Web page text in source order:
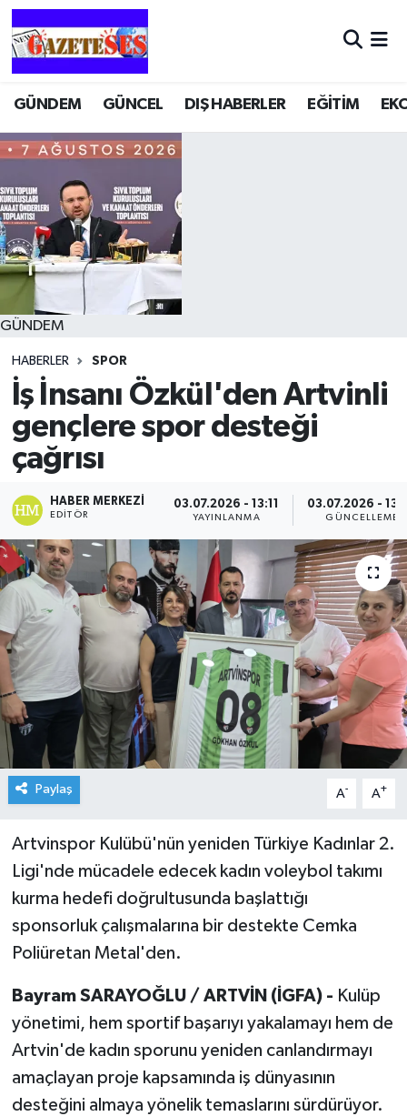
GÜNDEM GÜNCEL DIŞ HABERLER EĞİTİM
GÜNDEM
HABERLER SPOR
İş İnsanı Özkül'den Artvinli
gençlere spor desteği
çağrısı
HABER MERKEZI
EDITÖR
03.07.2026 - 13:11
YAYINLANMA
03.07.2026 -
GÜNCELLEME
Paylaş A- A+
Artvinspor Kulübü'nün yeniden Türkiye Kadınlar 2.
Ligi'nde mücadele edecek kadın voleybol takımı
kurma hedefi doğrultusunda başlattığı
sponsorluk çalışmalarına bir destekte Cemka
Poliüretan Metal'den.
Bayram SARAYOĞLU / ARTVİN (İGFA) - Kulüp
yönetimi, hem sportif başarıyı yakalamayı hem de
Artvin'de kadın sporunu yeniden canlandırmayı
amaçlayan proje kapsamında iş dünyasının
desteğini almaya yönelik temaslarını sürdürüyor.